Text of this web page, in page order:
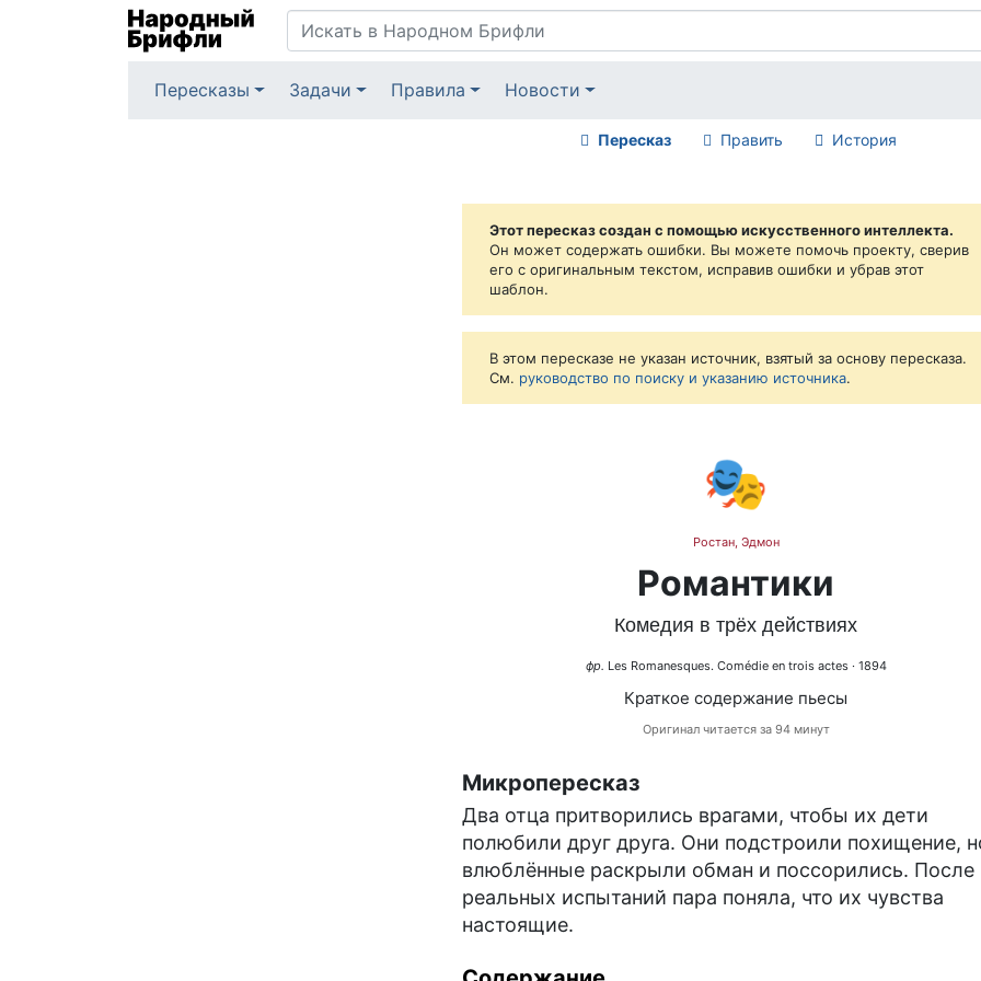
Пересказы Задачи Правила Новости
Пересказ Править История
Этот пересказ создан с помощью искусственного интеллекта.
Он может содержать ошибки. Вы можете помочь проекту, сверив
его с оригинальным текстом, исправив ошибки и убрав этот
шаблон.
В этом пересказе не указан источник, взятый за основу пересказа.
См. руководство по поиску и указанию источника.
🎭
Ростан, Эдмон
Романтики
Комедия в трёх действиях
фр. Les Romanesques. Comédie en trois actes· 1894
Краткое содержание пьесы
Оригинал читается за 94 минут
Микропересказ
Два отца притворились врагами, чтобы их дети
полюбили друг друга. Они подстроили похищение,
влюблённые раскрыли обман и поссорились. После
реальных испытаний пара поняла, что их чувства
настоящие.